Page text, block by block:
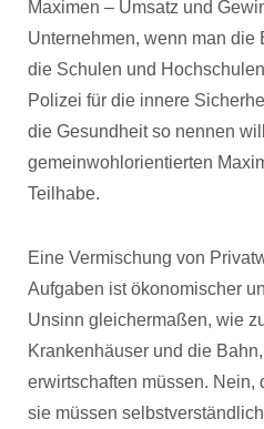
Maximen – Umsatz und
Unternehmen, wenn man die
die Schulen und
Polizei für die innere
die Gesundheit so nennen
gemeinwohlorientierten
Teilhabe.
Eine Vermischung von
Aufgaben ist ökonomischer
Unsinn gleichermaßen, wie
Krankenhäuser und die
erwirtschaften müssen. Nein,
sie müssen